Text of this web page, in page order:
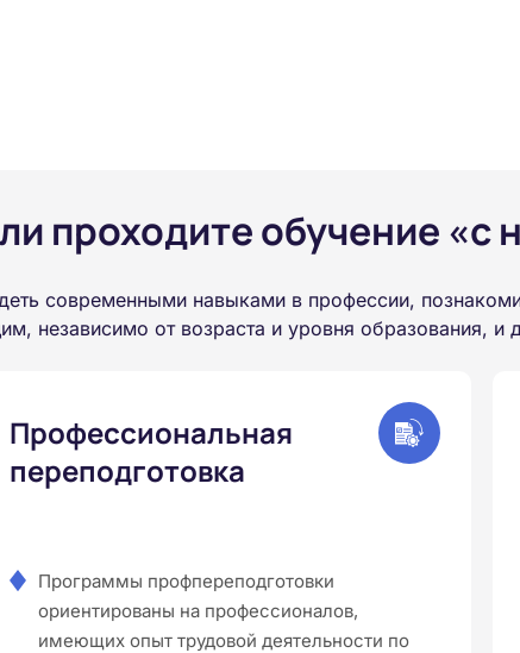
проходите обучение «с
современными навыками в профессии,
независимо от возраста и уровня образования, и
Профессиональная
переподготовка
Программы профпереподготовки
ориентированы на профессионалов,
имеющих опыт трудовой деятельности по